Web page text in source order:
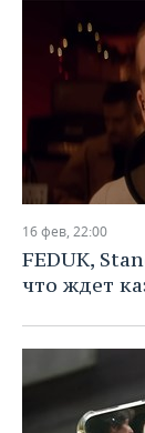
16 фев, 22:00
FEDUK,
что ждет